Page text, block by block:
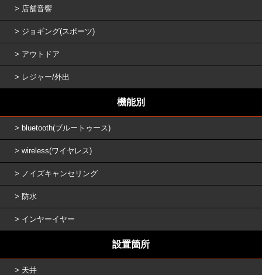
店舗音響
ジョギング(スポーツ)
アウトドア
レジャー/外出
機能別
bluetooth(ブルートゥース)
wireless(ワイヤレス)
ノイズキャンセリング
防水
インヤーイヤー
設置箇所
天井